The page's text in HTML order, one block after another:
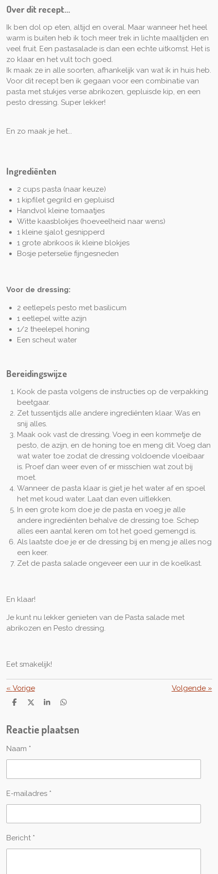
n
Over dit recept...
Ik ben dol op eten, altijd en overal. Maar wanneer het heel
warm is buiten heb ik toch meer trek in lichte maaltijden en
veel fruit. Een pastasalade is dan een echte uitkomst. Het is
zo klaar en het vult toch goed.
Ik maak ze in alle soorten, afhankelijk van wat ik in huis heb.
Voor dit recept ben ik gegaan voor een combinatie van
pasta met stukjes verse abrikozen, gepluisde kip, en een
pesto dressing. Super lekker!
En zo maak je het...
Ingrediënten
2 cups pasta (naar keuze)
1 kipfilet gegrild en gepluisd
Handvol kleine tomaatjes
Witte kaasblokjes (hoeveelheid naar wens)
1 kleine sjalot gesnipperd
1 grote abrikoos ik kleine blokjes
Bosje peterselie fijngesneden
Voor de dressing:
2 eetlepels pesto met basilicum
1 eetlepel witte azijn
1/2 theelepel honing
Een scheut water
Bereidingswijze
Kook de pasta volgens de instructies op de verpakking
beetgaar.
Zet tussentijds alle andere ingrediënten klaar. Was en
snij alles.
Maak ook vast de dressing. Voeg in een kommetje de
pesto, de azijn, en de honing toe en meng dit. Voeg dan
wat water toe zodat de dressing voldoende vloeibaar
is. Proef dan weer even of er misschien wat zout bij
moet.
Wanneer de pasta klaar is giet je het water af en spoel
het met koud water. Laat dan even uitlekken.
In een grote kom doe je de pasta en voeg je alle
andere ingrediënten behalve de dressing toe. Schep
alles een aantal keren om tot het goed gemengd is.
Als laatste doe je er de dressing bij en meng je alles nog
een keer.
Zet de pasta salade ongeveer een uur in de koelkast.
En klaar!
Je kunt nu lekker genieten van de Pasta salade met
abrikozen en Pesto dressing.
Eet smakelijk!
« Vorige Volgende»
D
e
n
D
l
S
r
e
D
e
n
Reactie plaatsen
Naam *
E-mailadres *
Bericht *